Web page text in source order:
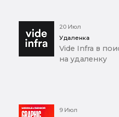
20 Июл
Удаленка
Vide Infra в
на удаленку
9 Июл